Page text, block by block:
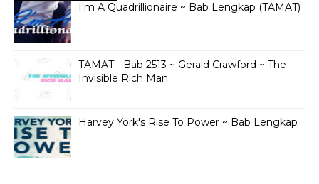
I'm A Quadrillionaire ~ Bab Lengkap (TAMAT)
TAMAT - Bab 2513 ~ Gerald Crawford ~ The
Invisible Rich Man
Harvey York's Rise To Power ~ Bab Lengkap